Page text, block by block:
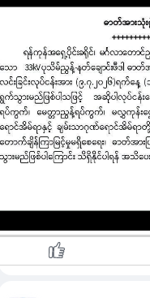
ေးမြူရေးတက္ကသိုလ် (
အဆင့်ရရှိသူများ
က်ပျိုးရေးနှင့် မွေးမြူရ
ျားနှင့် ငါးလုပ်ငန်းသိပ္ပံက
ပ္ပံဒီပလိုမာ) သင်တန်းမျ
ရသည်။
၀၂၆ ခုနှစ်၏ အောင်ချက်
ခုနှစ်တွင် ကျင်းပပြုလုပ်ခဲ့
က္ကသိုလ်ဝင်စာမေးပွဲကြီ
ည့်အနက် ၁,၆၇၂ ဦး အော
ယားများအရ သိရှိရသည်။
ောင်ရွက်မည်ဖြစ်သဖြင့်
ြို့နယ်အတွင်းရှိ နတ်ချော
န်းဌေးကြွယ်(က)ရပ်ကွက်
ဏ်ရောင်အိမ်ရာနှင့် ချ
ာတ်အားပြတ်တောက်မှု ဖ
အနေဖြင့် လုပ်ငန်း
ောက်ချိန် ကြာမြင့်မှုမရှိ
ရိယာများ လျော့နည်း
ည်ဖြစ်ကြောင်း အသိပေ